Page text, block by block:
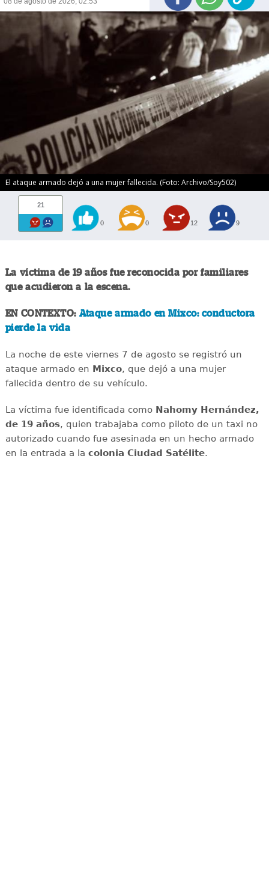
El ataque armado dejó a una mujer fallecida. (Foto: Archivo/Soy502)
21
0 0 12 9
La víctima de 19 años fue reconocida por familiares
que acudieron a la escena.
EN CONTEXTO: Ataque armado en Mixco: conductora
pierde la vida
La noche de este viernes 7 de agosto se registró un
ataque armado en Mixco, que dejó a una mujer
fallecida dentro de su vehículo.
La víctima fue identificada como Nahomy Hernández,
de 19 años, quien trabajaba como piloto de un taxi no
autorizado cuando fue asesinada en un hecho armado
en la entrada a la colonia Ciudad Satélite.